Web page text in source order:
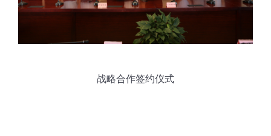
战略合作签约仪式